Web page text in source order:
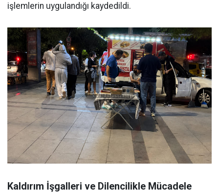
işlemlerin uygulandığı kaydedildi.
Kaldırım İşgalleri ve Dilencilikle Mücadele